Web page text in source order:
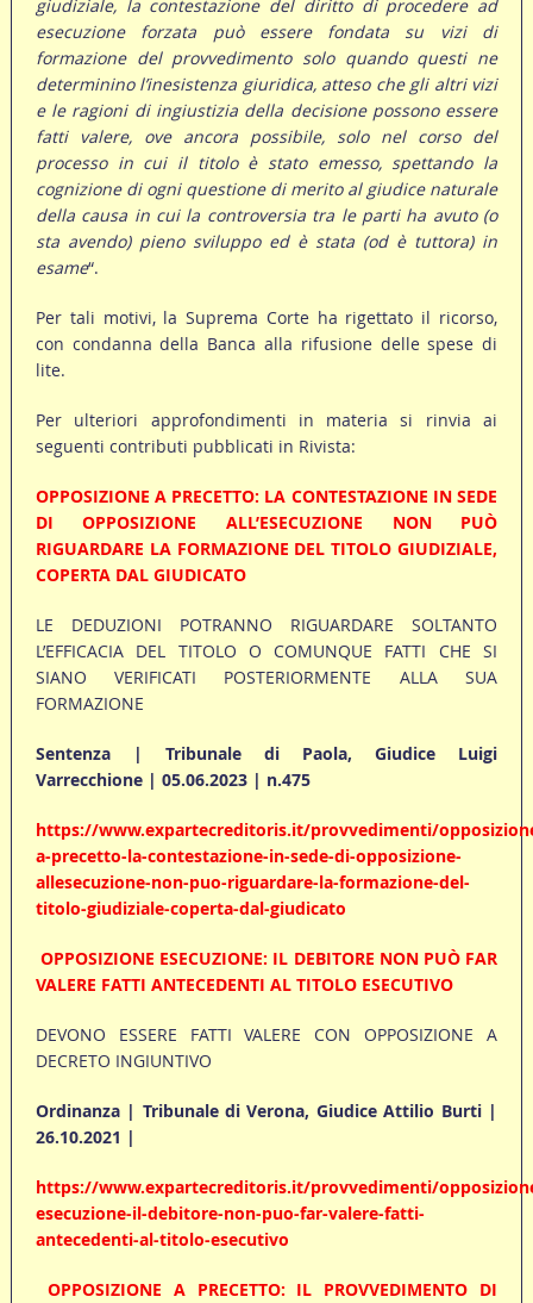
giudiziale, la contestazione del diritto di procedere ad
esecuzione forzata può essere fondata su vizi di
formazione del provvedimento solo quando questi ne
determinino l’inesistenza giuridica, atteso che gli altri vizi
e le ragioni di ingiustizia della decisione possono essere
fatti valere, ove ancora possibile, solo nel corso del
processo in cui il titolo è stato emesso, spettando la
cognizione di ogni questione di merito al giudice naturale
della causa in cui la controversia tra le parti ha avuto (o
sta avendo) pieno sviluppo ed è stata (od è tuttora) in
esame“.
Per tali motivi, la Suprema Corte ha rigettato il ricorso,
con condanna della Banca alla rifusione delle spese di
lite.
Per ulteriori approfondimenti in materia si rinvia ai
seguenti contributi pubblicati in Rivista:
OPPOSIZIONE A PRECETTO: LA CONTESTAZIONE IN SEDE
DI OPPOSIZIONE ALL’ESECUZIONE NON PUÒ
RIGUARDARE LA FORMAZIONE DEL TITOLO GIUDIZIALE,
COPERTA DAL GIUDICATO
LE DEDUZIONI POTRANNO RIGUARDARE SOLTANTO
L’EFFICACIA DEL TITOLO O COMUNQUE FATTI CHE SI
SIANO VERIFICATI POSTERIORMENTE ALLA SUA
FORMAZIONE
Sentenza | Tribunale di Paola, Giudice Luigi
Varrecchione | 05.06.2023 | n.475
https://www.expartecreditoris.it/provvedimenti/
a-precetto-la-contestazione-in-sede-di-opposizione-
allesecuzione-non-puo-riguardare-la-formazione-del-
titolo-giudiziale-coperta-dal-giudicato
OPPOSIZIONE ESECUZIONE: IL DEBITORE NON PUÒ FAR
VALERE FATTI ANTECEDENTI AL TITOLO ESECUTIVO
DEVONO ESSERE FATTI VALERE CON OPPOSIZIONE A
DECRETO INGIUNTIVO
Ordinanza | Tribunale di Verona, Giudice Attilio Burti |
26.10.2021 |
https://www.expartecreditoris.it/provvedimenti/
esecuzione-il-debitore-non-puo-far-valere-fatti-
antecedenti-al-titolo-esecutivo
OPPOSIZIONE A PRECETTO: IL PROVVEDIMENTO DI